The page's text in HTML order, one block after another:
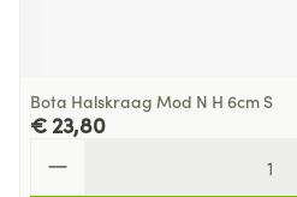
Bota Halskraag Mod N H 6cm S
€ 23,80